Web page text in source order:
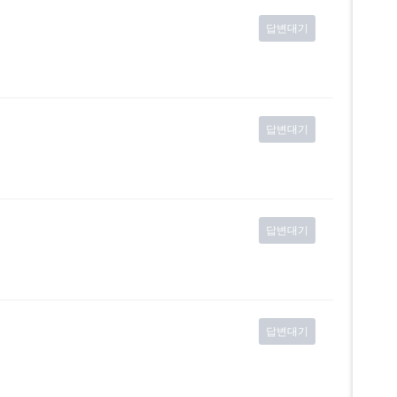
답변대기
답변대기
답변대기
답변대기